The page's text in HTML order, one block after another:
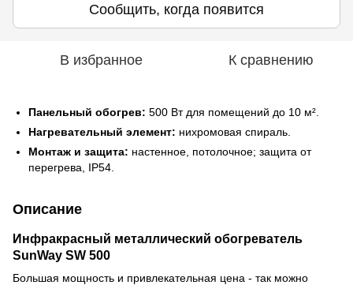
Сообщить, когда появится
В избранное К сравнению
Панельный обогрев: 500 Вт для помещений до 10 м².
Нагревательный элемент: нихромовая спираль.
Монтаж и защита: настенное, потолочное; защита от
перегрева, IP54.
Описание
Инфракрасный металлический обогреватель
SunWay SW 500
Большая мощность и привлекательная цена - так можно